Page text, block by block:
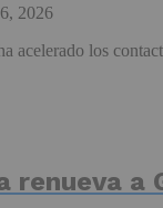
2026
acelerado los
renueva